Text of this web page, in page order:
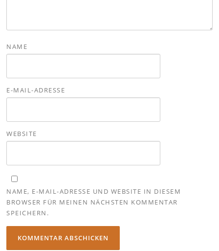
NAME
E-MAIL-ADRESSE
WEBSITE
NAME, E-MAIL-ADRESSE UND WEBSITE IN DIESEM
BROWSER FÜR MEINEN NÄCHSTEN KOMMENTAR
SPEICHERN.